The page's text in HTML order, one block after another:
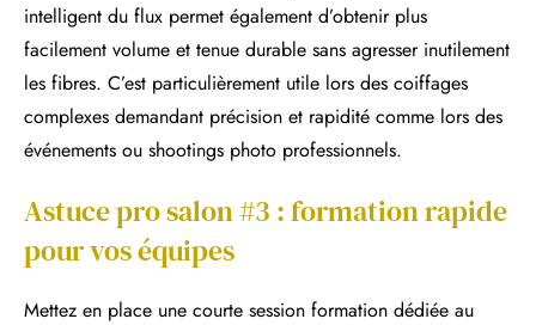
intelligent du flux permet également d’obtenir plus
facilement volume et tenue durable sans agresser inutilement
les fibres. C’est particulièrement utile lors des coiffages
complexes demandant précision et rapidité comme lors des
événements ou shootings photo professionnels.
Astuce pro salon #3 : formation rapide
pour vos équipes
Mettez en place une courte session formation dédiée au